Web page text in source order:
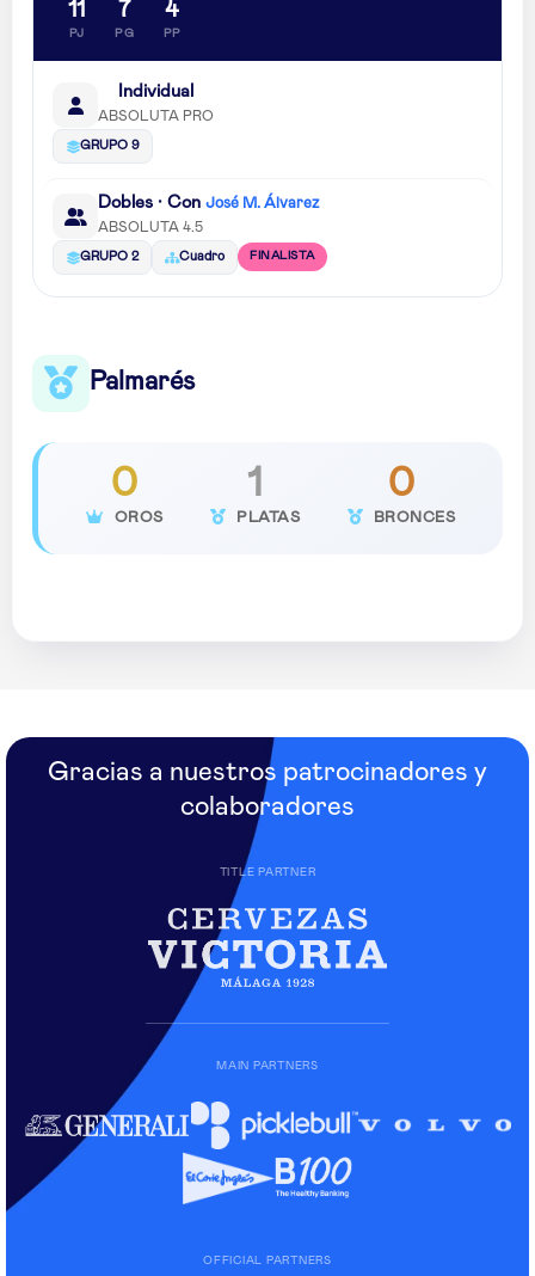
11
PJ
7
PG
4
PP
Individual
ABSOLUTA PRO
GRUPO 9
Dobles · Con José M. Álvarez
ABSOLUTA 4.5
GRUPO 2 Cuadro FINALISTA
Palmarés
0
OROS
1
PLATAS
0
BRONCES
Gracias a nuestros patrocinadores y
colaboradores
TITLE PARTNER
MAIN PARTNERS
OFFICIAL PARTNERS